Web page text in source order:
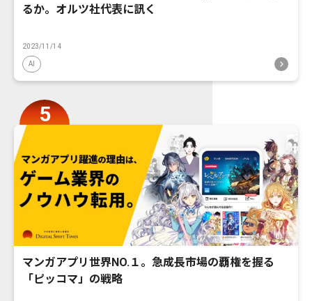
るか。オルツ社代表に訊く
2023/11/14
AI
マンガアプリ世界NO.１。急成長市場の覇権を握る
「ピッコマ」の戦略